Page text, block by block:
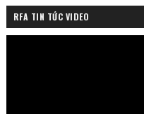
RFA TIN TỨC VIDEO